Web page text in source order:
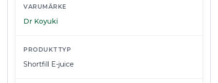
VARUMÄRKE
Dr Koyuki
PRODUKTTYP
Shortfill E-juice